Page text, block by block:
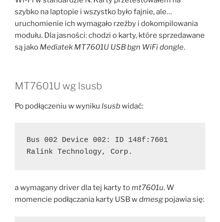
szybko na laptopie i wszystko było fajnie, ale…
uruchomienie ich wymagało rzeźby i dokompilowania
modułu. Dla jasności: chodzi o karty, które sprzedawane
są jako Mediatek MT7601U USB bgn WiFi dongle.
MT7601U wg lsusb
Po podłączeniu w wyniku lsusbwidać:
Bus 002 Device 002: ID 148f:7601
Ralink Technology, Corp.
a wymagany driver dla tej karty tomt7601u. W
momencie podłączania karty USB wdmesg pojawia się: